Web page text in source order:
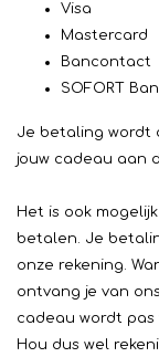
Visa
Mastercard
Bancontact
SOFORT
Je betaling wordt
jouw cadeau aan
Het is ook
betalen. Je
onze rekening.
ontvang je van
cadeau wordt
Hou dus wel